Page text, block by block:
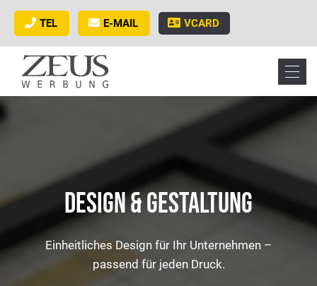
TEL E-MAIL VCARD
DESIGN & GESTALTUNG
Einheitliches Design für Ihr Unternehmen –
passend für jeden Druck.